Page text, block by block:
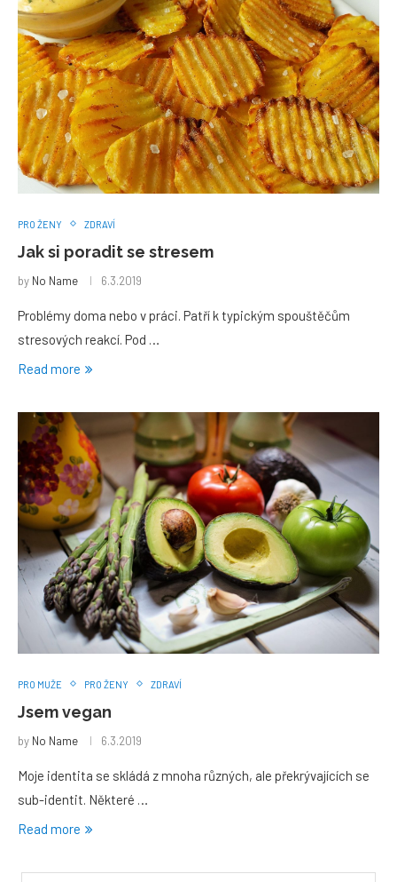
PRO ŽENY ZDRAVÍ
Jak si poradit se stresem
by No Name 6.3.2019
Problémy doma nebo v práci. Patří k typickým spouštěčům
stresových reakcí. Pod …
Read more
PRO MUŽE PRO ŽENY ZDRAVÍ
Jsem vegan
by No Name 6.3.2019
Moje identita se skládá z mnoha různých, ale překrývajících se
sub-identit. Některé …
Read more